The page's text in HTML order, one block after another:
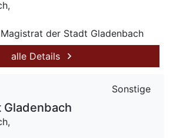
der Stadt Gladenbach
alle Details
Sonstige